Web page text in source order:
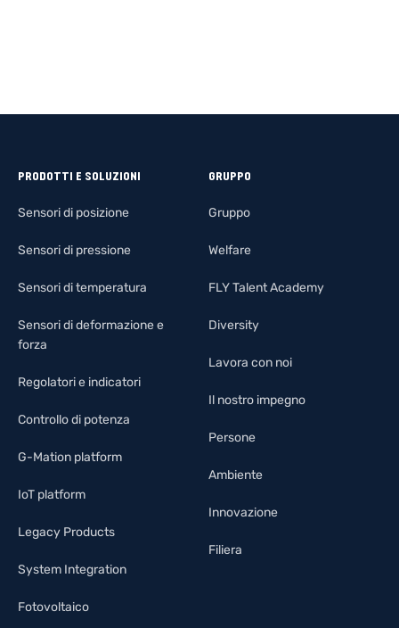
PRODOTTI E SOLUZIONI
Sensori di posizione
Sensori di pressione
Sensori di temperatura
Sensori di deformazione e
forza
Regolatori e indicatori
Controllo di potenza
G-Mation platform
IoT platform
Legacy Products
System Integration
Fotovoltaico
GRUPPO
Gruppo
Welfare
FLY Talent Academy
Diversity
Lavora con noi
Il nostro impegno
Persone
Ambiente
Innovazione
Filiera